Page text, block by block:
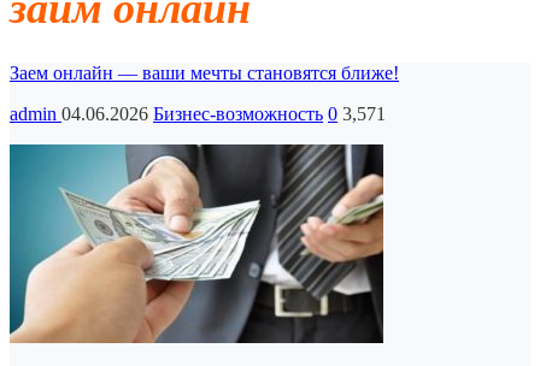
Заем онлайн — ваши мечты становятся ближе!
admin 04.06.2026 Бизнес-возможность 0 3,571